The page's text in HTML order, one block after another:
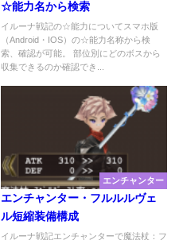
☆能力名から検索
イルーナ戦記の☆能力についてスマホ版
（Android・IOS）の☆能力名称から検
索、確認が可能。 部位別にどのボスから
収集できるのか確認でき...
エンチャンター
エンチャンター・フルルルヴェ
ル短縮装備構成
イルーナ戦記エンチャンターで魔法杖：フ